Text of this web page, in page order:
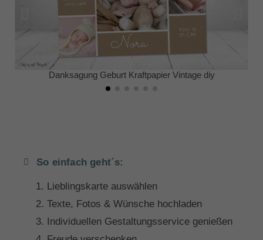
Danksagung Geburt Kraftpapier Vintage diy
So einfach geht´s:
Lieblingskarte auswählen
Texte, Fotos & Wünsche hochladen
Individuellen Gestaltungsservice genießen